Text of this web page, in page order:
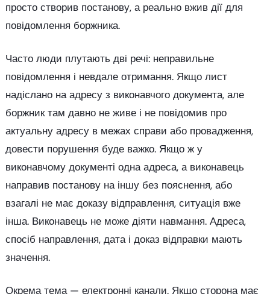
просто створив постанову, а реально вжив дії для
повідомлення боржника.
Часто люди плутають дві речі: неправильне
повідомлення і невдале отримання. Якщо лист
надіслано на адресу з виконавчого документа, але
боржник там давно не живе і не повідомив про
актуальну адресу в межах справи або провадження,
довести порушення буде важко. Якщо ж у
виконавчому документі одна адреса, а виконавець
направив постанову на іншу без пояснення, або
взагалі не має доказу відправлення, ситуація вже
інша. Виконавець не може діяти навмання. Адреса,
спосіб направлення, дата і доказ відправки мають
значення.
Окрема тема — електронні канали. Якщо сторона має